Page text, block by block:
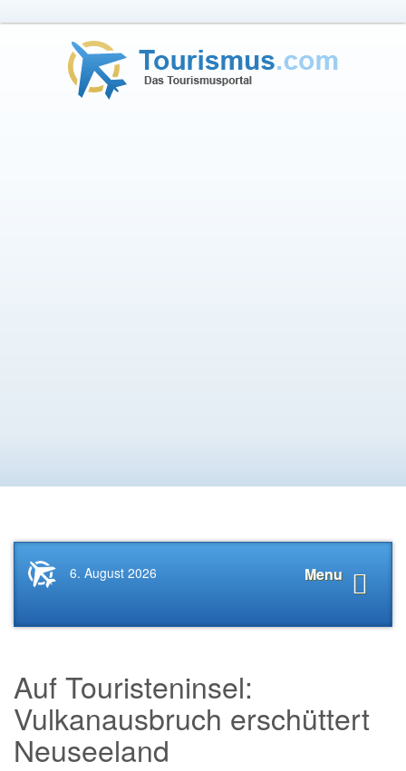
Startseite
News.Tourismus.com
Menu
6. August 2026
Auf Touristeninsel:
Vulkanausbruch erschüttert
Neuseeland